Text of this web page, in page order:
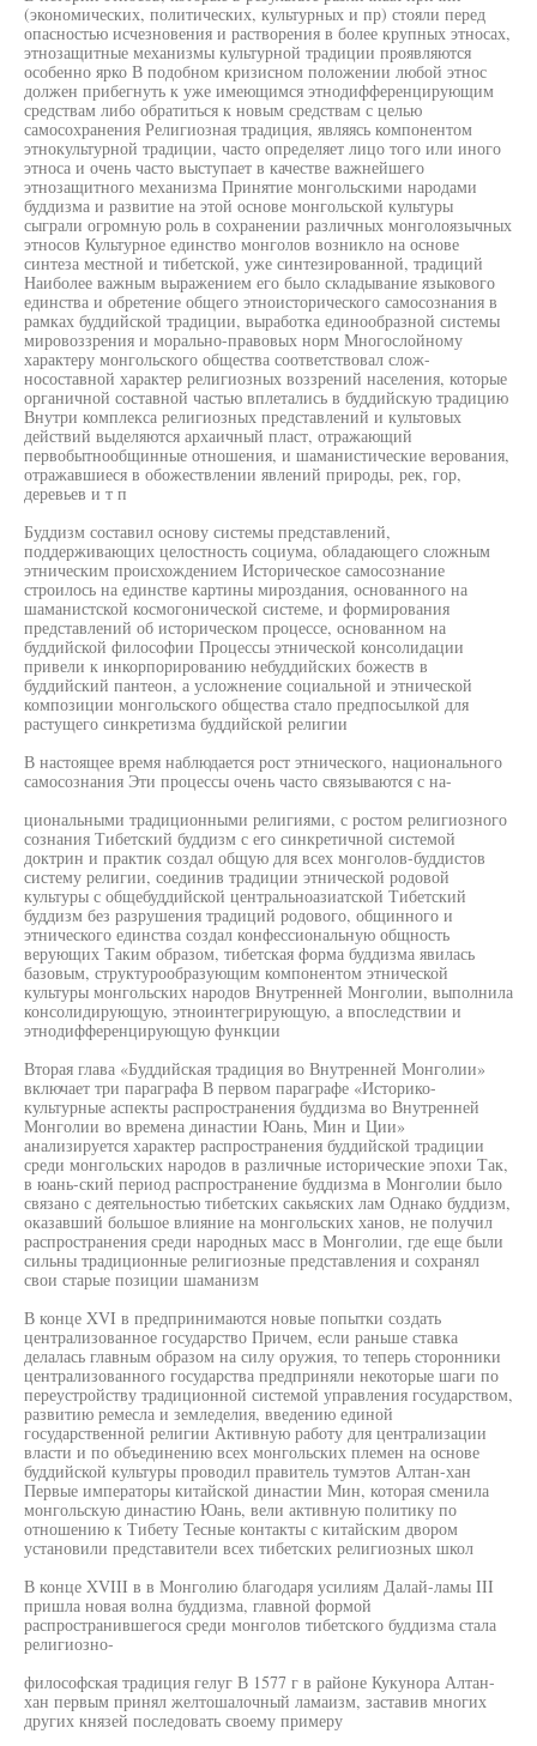
(экономических, политических, культурных и пр) стояли перед
опасностью исчезновения и растворения в более крупных этносах,
этнозащитные механизмы культурной традиции проявляются
особенно ярко В подобном кризисном положении любой этнос
должен прибегнуть к уже имеющимся этнодифференцирующим
средствам либо обратиться к новым средствам с целью
самосохранения Религиозная традиция, являясь компонентом
этнокультурной традиции, часто определяет лицо того или иного
этноса и очень часто выступает в качестве важнейшего
этнозащитного механизма Принятие монгольскими народами
буддизма и развитие на этой основе монгольской культуры
сыграли огромную роль в сохранении различных монголоязычных
этносов Культурное единство монголов возникло на основе
синтеза местной и тибетской, уже синтезированной, традиций
Наиболее важным выражением его было складывание языкового
единства и обретение общего этноисторического самосознания в
рамках буддийской традиции, выработка единообразной системы
мировоззрения и морально-правовых норм Многослойному
характеру монгольского общества соответствовал слож-
носоставной характер религиозных воззрений населения, которые
органичной составной частью вплетались в буддийскую традицию
Внутри комплекса религиозных представлений и культовых
действий выделяются архаичный пласт, отражающий
первобытнообщинные отношения, и шаманистические верования,
отражавшиеся в обожествлении явлений природы, рек, гор,
деревьев и т п
Буддизм составил основу системы представлений,
поддерживающих целостность социума, обладающего сложным
этническим происхождением Историческое самосознание
строилось на единстве картины мироздания, основанного на
шаманистской космогонической системе, и формирования
представлений об историческом процессе, основанном на
буддийской философии Процессы этнической консолидации
привели к инкорпорированию небуддийских божеств в
буддийский пантеон, а усложнение социальной и этнической
композиции монгольского общества стало предпосылкой для
растущего синкретизма буддийской религии
В настоящее время наблюдается рост этнического, национального
самосознания Эти процессы очень часто связываются с на-
циональными традиционными религиями, с ростом религиозного
сознания Тибетский буддизм с его синкретичной системой
доктрин и практик создал общую для всех монголов-буддистов
систему религии, соединив традиции этнической родовой
культуры с общебуддийской центральноазиатской Тибетский
буддизм без разрушения традиций родового, общинного и
этнического единства создал конфессиональную общность
верующих Таким образом, тибетская форма буддизма явилась
базовым, структурообразующим компонентом этнической
культуры монгольских народов Внутренней Монголии, выполнила
консолидирующую, этноинтегрирующую, а впоследствии и
этнодифференцирующую функции
Вторая глава «Буддийская традиция во Внутренней Монголии»
включает три параграфа В первом параграфе «Историко-
культурные аспекты распространения буддизма во Внутренней
Монголии во времена династии Юань, Мин и Ции»
анализируется характер распространения буддийской традиции
среди монгольских народов в различные исторические эпохи Так,
в юань-ский период распространение буддизма в Монголии было
связано с деятельностью тибетских сакьяских лам Однако буддизм,
оказавший большое влияние на монгольских ханов, не получил
распространения среди народных масс в Монголии, где еще были
сильны традиционные религиозные представления и сохранял
свои старые позиции шаманизм
В конце XVI в предпринимаются новые попытки создать
централизованное государство Причем, если раньше ставка
делалась главным образом на силу оружия, то теперь сторонники
централизованного государства предприняли некоторые шаги по
переустройству традиционной системой управления государством,
развитию ремесла и земледелия, введению единой
государственной религии Активную работу для централизации
власти и по объединению всех монгольских племен на основе
буддийской культуры проводил правитель тумэтов Алтан-хан
Первые императоры китайской династии Мин, которая сменила
монгольскую династию Юань, вели активную политику по
отношению к Тибету Тесные контакты с китайским двором
установили представители всех тибетских религиозных школ
В конце XVIII в в Монголию благодаря усилиям Далай-ламы III
пришла новая волна буддизма, главной формой
распространившегося среди монголов тибетского буддизма стала
религиозно-
философская традиция гелуг В 1577 г в районе Кукунора Алтан-
хан первым принял желтошалочный ламаизм, заставив многих
других князей последовать своему примеру